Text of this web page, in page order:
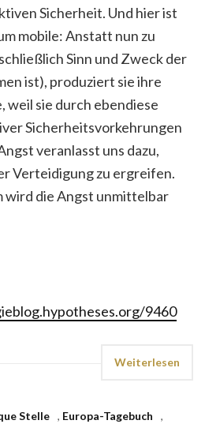
Sicherheit. Und hier ist
mobile: Anstatt nun zu
Sinn und Zweck der
ist), produziert sie ihre
weil sie durch ebendiese
Sicherheitsvorkehrungen
veranlasst uns dazu,
Verteidigung zu ergreifen.
wird die Angst unmittelbar
9460
Weiterlesen
Stelle , Europa-Tagebuch
,